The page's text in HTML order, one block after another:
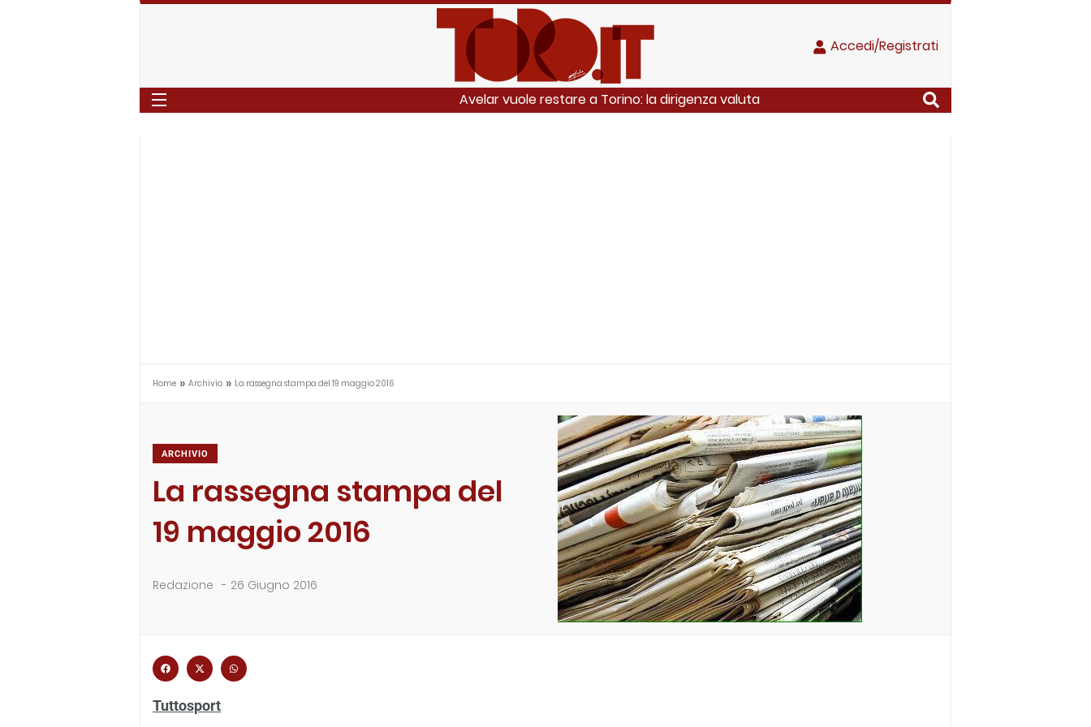
Accedi/Registrati
Avelar vuole restare a Torino: la dirigenza valuta
Home » Archivio » La rassegna stampa del 19 maggio 2016
ARCHIVIO
La rassegna stampa del
19 maggio 2016
Redazione - 26 Giugno 2016
Tuttosport